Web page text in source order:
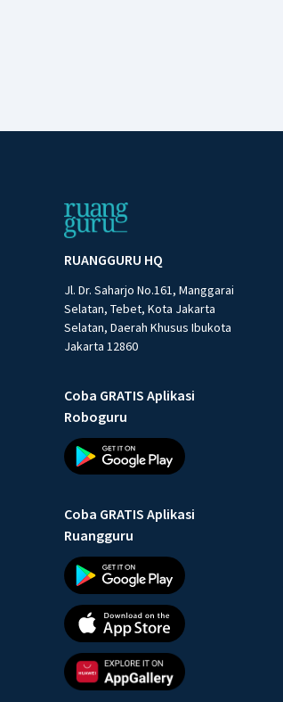
RUANGGURU HQ
Jl. Dr. Saharjo No.161, Manggarai
Selatan, Tebet, Kota Jakarta
Selatan, Daerah Khusus Ibukota
Jakarta 12860
Coba GRATIS Aplikasi
Roboguru
Coba GRATIS Aplikasi
Ruangguru